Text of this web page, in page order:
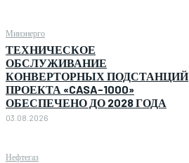
Минэнерго
ТЕХНИЧЕСКОЕ
ОБСЛУЖИВАНИЕ
КОНВЕРТОРНЫХ ПОДСТАНЦИЙ
ПРОЕКТА «CASA-1000»
ОБЕСПЕЧЕНО ДО 2028 ГОДА
03.08.2026
Нефтегаз